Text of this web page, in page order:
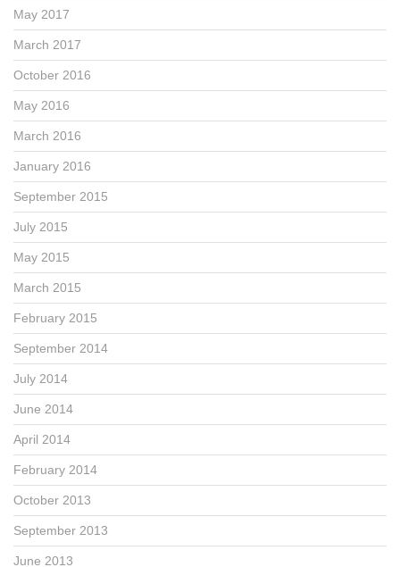
May 2017
March 2017
October 2016
May 2016
March 2016
January 2016
September 2015
July 2015
May 2015
March 2015
February 2015
September 2014
July 2014
June 2014
April 2014
February 2014
October 2013
September 2013
June 2013